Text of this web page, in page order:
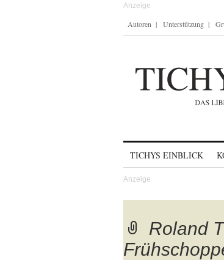
Autoren Unterstützung
TICHYS EINBLICK
Roland